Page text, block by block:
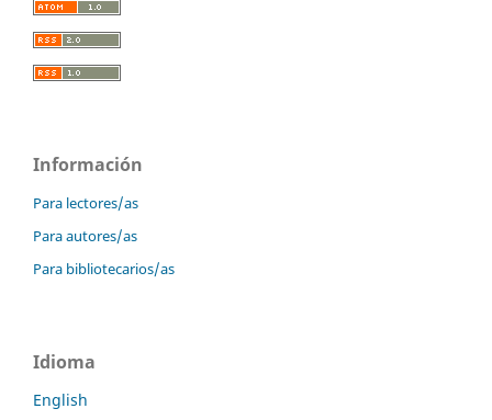
Información
Para lectores/as
Para autores/as
Para bibliotecarios/as
Idioma
English